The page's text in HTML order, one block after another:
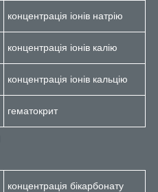
концентрація іонів натрію
концентрація іонів калію
концентрація іонів кальцію
гематокрит
концентрація бікарбонату